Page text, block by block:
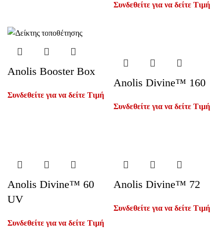
Συνδεθείτε για να δείτε Τιμή
Anolis Booster Box
Συνδεθείτε για να δείτε Τιμή
Anolis Divine™ 160
Συνδεθείτε για να δείτε Τιμή
Anolis Divine™ 60
UV
Συνδεθείτε για να δείτε Τιμή
Anolis Divine™ 72
Συνδεθείτε για να δείτε Τιμή